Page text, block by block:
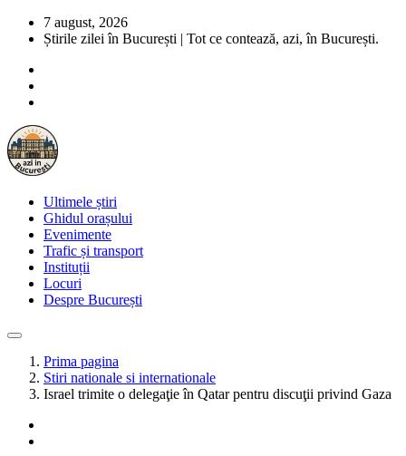
7 august, 2026
Știrile zilei în București | Tot ce contează, azi, în București.
Ultimele știri
Ghidul orașului
Evenimente
Trafic și transport
Instituții
Locuri
Despre București
Prima pagina
Stiri nationale si internationale
Israel trimite o delegaţie în Qatar pentru discuţii privind Gaza